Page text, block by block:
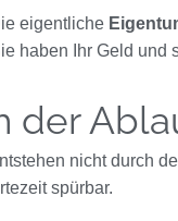
eigentliche
haben Ihr Geld und
der
nicht durch
spürbar.